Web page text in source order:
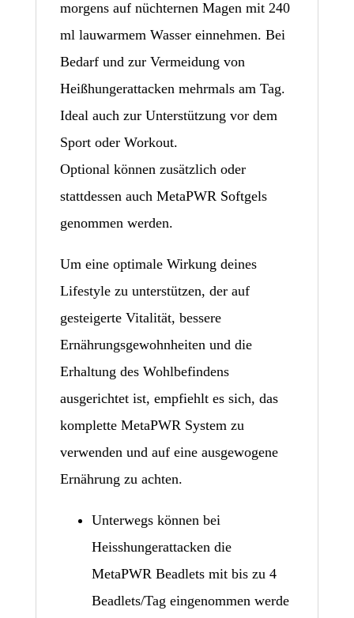
morgens auf nüchternen Magen mit 240
ml lauwarmem Wasser einnehmen. Bei
Bedarf und zur Vermeidung von
Heißhungerattacken mehrmals am Tag.
Ideal auch zur Unterstützung vor dem
Sport oder Workout.
Optional können zusätzlich oder
stattdessen auch MetaPWR Softgels
genommen werden.
Um eine optimale Wirkung deines
Lifestyle zu unterstützen, der auf
gesteigerte Vitalität, bessere
Ernährungsgewohnheiten und die
Erhaltung des Wohlbefindens
ausgerichtet ist, empfiehlt es sich, das
komplette MetaPWR System zu
verwenden und auf eine ausgewogene
Ernährung zu achten.
Unterwegs können bei
Heisshungerattacken die
MetaPWR Beadlets mit bis zu 4
Beadlets/Tag eingenommen werde